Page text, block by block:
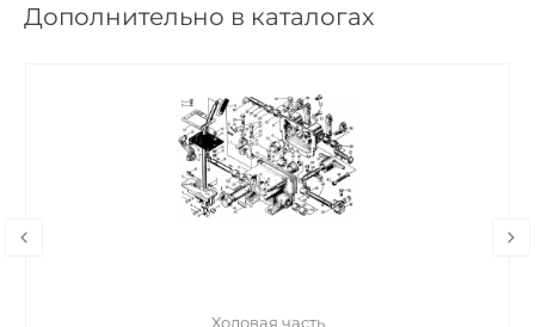
Дополнительно в каталогах
Ходовая часть